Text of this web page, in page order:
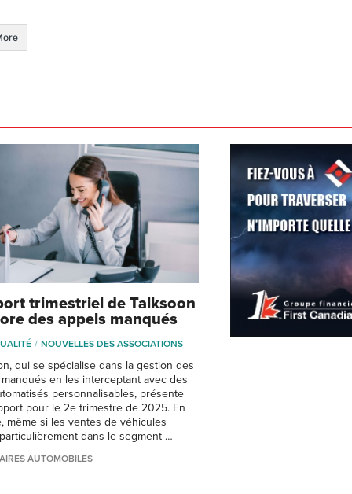
trimestriel de Talksoon
des appels manqués
NOUVELLES DES ASSOCIATIONS
qui se spécialise dans la gestion des
en les interceptant avec des
personnalisables, présente
pour le 2e trimestre de 2025. En
même si les ventes de véhicules
dans le segment …
AUTOMOBILES